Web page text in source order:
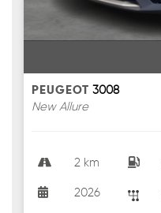
PEUGEOT 3008
New Allure
2 km
2026